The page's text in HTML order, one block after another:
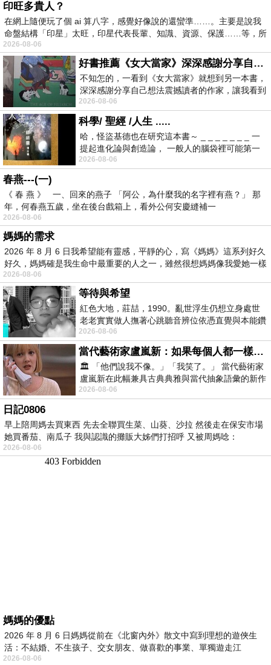
印旺多貴人？
在網上隨便玩了個 ai 算八字，感覺好像說的還蠻準……。主要是說我
命盤結構「印星」太旺，印星代表長輩、知識、資源、保護……等，所
2026-08-06
好書推薦《女大當家》深深感謝分享自己想法震撼讀者的作家，讓我看到不同樣貌的家庭！
不知怎的，一看到《女大當家》就想到另一本書，
深深感謝分享自己想法震撼讀者的作家，讓我看到
不同樣貌的家庭！ 《女大
2026-08-06
科學/ 聖經 /人生 .....
哈，怪盜基德也在研究這本書～ _ _ _ _ _ _ _ 一
提起進化論與創造論， 一般人的腦袋裡可能第一
時間就有「 進化論很科
2026-08-06
春燕---(一)
《 春 燕 》 一、回來的燕子 「阿公，為什麼我的名字裡有燕？」 那
年，何春燕五歲，坐在後台戲箱上，看外公何安慶縫補一
2026-08-06
媽媽的需求
2026 年 8 月 6 日我希望能有靈感，平靜的心，寫《媽媽》這系列好久
好久，媽媽確是我生命中最重要的人之一，雖然很想媽媽像我愛她一樣
2026-08-06
等待與希望
紅色大地，莊喆，1990。亂世浮生仍想立身處世
老老實實做人撫著心跳聽音辨位依憑直覺與本能鑽
向裂隙的亮處探索另一個心聲另一個共鳴的
2026-08-06
當代藝術家盧嵐新：如果每個人都一樣，這世界該有多無聊？
🏛️ 「他們說我不像。」「我笑了。」 當代藝術家
盧嵐新在此幅兼具古典典雅與當代抽象語彙的新作
中，以沈靜的藍色空間為背景，描繪了
2026-08-06
日記0806
早上陪周媽去買東西 先去全聯買生菜、山葵、沙拉 然後走在保安市場
她買番茄、南瓜子 我與認識的攤販大姊們打招呼 又被周媽唸：
2026-08-06
媽媽的優點
2026 年 8 月 6 日媽媽從前在《北窗內外》散文中寫到理想的遊俠生
活：不結婚、不生孩子、交女朋友、做喜歡的事業、單獨遊走江
湖⋯⋯，
2026-08-06